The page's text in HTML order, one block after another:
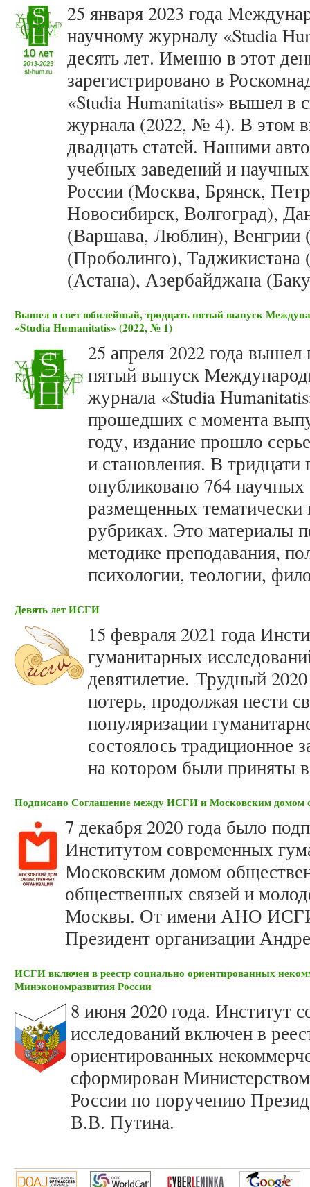
25 января 2023 года
научному журналу «Studia
десять лет. Именно в этот
зарегистрировано в
«Studia Humanitatis» вышел в
журнала (2022, № 4). В этом
двадцать статей. Нашими
учебных заведений и
России (Москва, Брянск,
Новосибирск, Волгоград),
(Варшава, Люблин), Венгрии
(Проболинго), Таджикистана
(Астана), Азербайджана
Вышел в свет юбилейный, тридцать пятый выпуск
«Studia Humanitatis» (2022, № 1)
25 апреля 2022 года
пятый выпуск
журнала «Studia
прошедших с момента
году, издание прошло
и становления. В
опубликовано 764 научных
размещенных
рубриках. Это материалы
методике преподавания,
психологии, теологии,
Девять лет ИСГИ
15 февраля 2021 года
гуманитарных
девятилетие. Трудный
потерь, продолжая нести
популяризации
состоялось традиционное
на котором были приняты
Подписано Соглашение между ИСГИ и Московским домом
7 декабря 2020 года было
Институтом современных
Московским домом
общественных связей и
Москвы. От имени АНО ИСГИ
Президент организации
ИСГИ включен в реестр социально ориентированных
Минэкономразвития России
8 июня 2020 года. Институт
исследований включен в
ориентированных
сформирован
России по поручению
В.В. Путина.